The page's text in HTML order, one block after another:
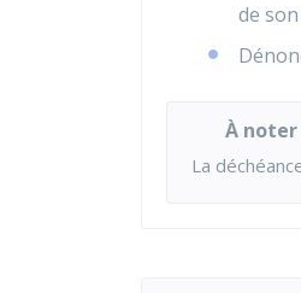
de
À noter
La